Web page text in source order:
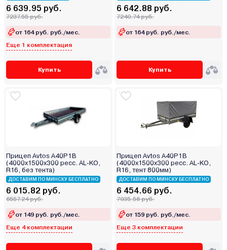
6 639.95 руб.
7237.55 руб.
от 164 руб. руб./мес.
Еще 1 комплектация
Купить
6 642.88 руб.
7240.74 руб.
от 164 руб. руб./мес.
Купить
Прицеп Avtos A40P1B
(4000х1500х300 ресс. AL-KO,
R16, без тента)
ДОСТАВИМ ПО МИНСКУ БЕСПЛАТНО
6 015.82 руб.
6557.24 руб.
от 149 руб. руб./мес.
Еще 4 комплектации
Прицеп Avtos A40P1B
(4000х1500х300 ресс. AL-KO,
R16, тент 800мм)
ДОСТАВИМ ПО МИНСКУ БЕСПЛАТНО
6 454.66 руб.
7035.58 руб.
от 159 руб. руб./мес.
Еще 3 комплектации